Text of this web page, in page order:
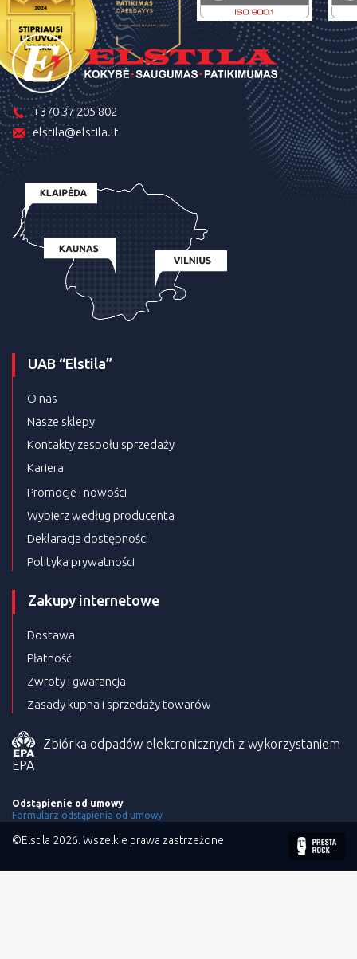
+370 37 205 802
elstila@elstila.lt
UAB “Elstila”
O nas
Nasze sklepy
Kontakty zespołu sprzedaży
Kariera
Promocje i nowości
Wybierz według producenta
Deklaracja dostępności
Polityka prywatności
Zakupy internetowe
Dostawa
Płatność
Zwroty i gwarancja
Zasady kupna i sprzedaży towarów
Zbiórka odpadów elektronicznych z wykorzystaniem
EPA
Odstąpienie od umowy
Formularz odstąpienia od umowy
©Elstila 2026. Wszelkie prawa zastrzeżone